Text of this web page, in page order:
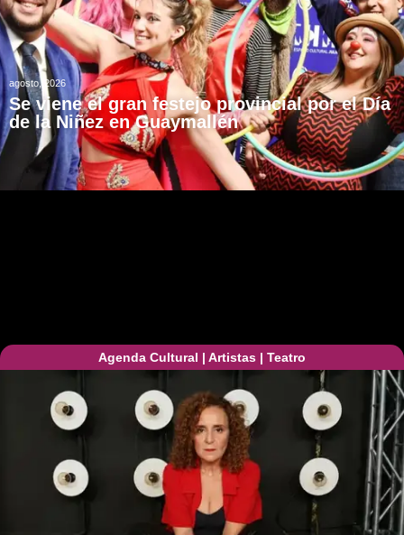
agosto, 2026
Se viene el gran festejo provincial por el Día
de la Niñez en Guaymallén
Agenda Cultural | Artistas | Teatro